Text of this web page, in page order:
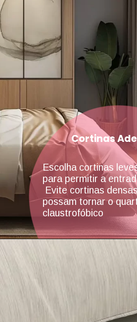
Escolha cortinas
para permitir a
Evite cortinas
possam tornar o
claustrofóbico
Cortinas